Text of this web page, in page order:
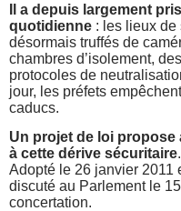
Il a depuis largement
quotidienne : les lieux
désormais truffés de
chambres d’isolement,
protocoles de
jour, les préfets
caducs.
Un projet de loi propose
à cette dérive sécuritaire.
Adopté le 26 janvier 2011
discuté au Parlement le
concertation.